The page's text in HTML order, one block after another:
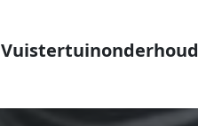
Vuistertuinonderhoud